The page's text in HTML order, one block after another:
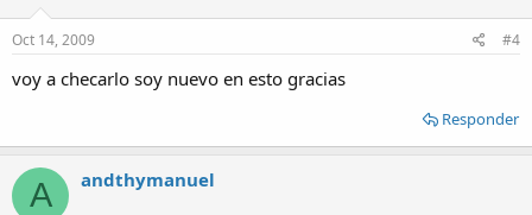
Oct 14, 2009 #4
voy a checarlo soy nuevo en esto gracias
Responder
A andthymanuel